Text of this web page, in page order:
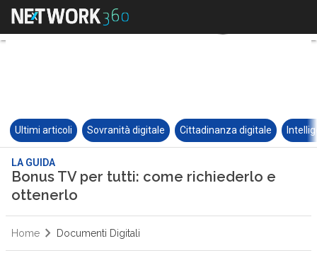
Ultimi articoli Sovranità digitale Cittadinanza digitale
LA GUIDA
Bonus TV per tutti: come richiederlo e
ottenerlo
Home Documenti Digitali